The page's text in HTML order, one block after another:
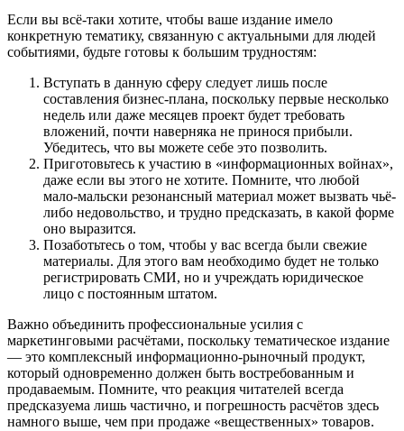
Если вы всё-таки хотите, чтобы ваше издание имело
конкретную тематику, связанную с актуальными для людей
событиями, будьте готовы к большим трудностям:
Вступать в данную сферу следует лишь после
составления бизнес-плана, поскольку первые несколько
недель или даже месяцев проект будет требовать
вложений, почти наверняка не принося прибыли.
Убедитесь, что вы можете себе это позволить.
Приготовьтесь к участию в «информационных войнах»,
даже если вы этого не хотите. Помните, что любой
мало-мальски резонансный материал может вызвать чьё-
либо недовольство, и трудно предсказать, в какой форме
оно выразится.
Позаботьтесь о том, чтобы у вас всегда были свежие
материалы. Для этого вам необходимо будет не только
регистрировать СМИ, но и учреждать юридическое
лицо с постоянным штатом.
Важно объединить профессиональные усилия с
маркетинговыми расчётами, поскольку тематическое издание
— это комплексный информационно-рыночный продукт,
который одновременно должен быть востребованным и
продаваемым. Помните, что реакция читателей всегда
предсказуема лишь частично, и погрешность расчётов здесь
намного выше, чем при продаже «вещественных» товаров.